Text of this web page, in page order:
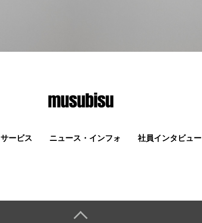
サービス ニュース・インフォ 社員インタビュー